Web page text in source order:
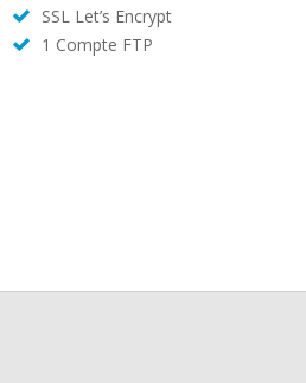
SSL Let’s Encrypt
1 Compte FTP